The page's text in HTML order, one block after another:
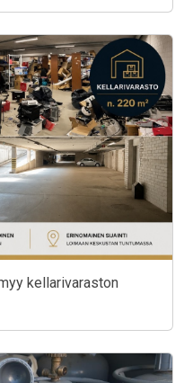
kellarivaraston